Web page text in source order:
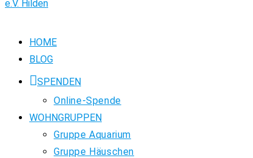
HOME
BLOG
SPENDEN
Online-Spende
WOHNGRUPPEN
Gruppe Aquarium
Gruppe Häuschen